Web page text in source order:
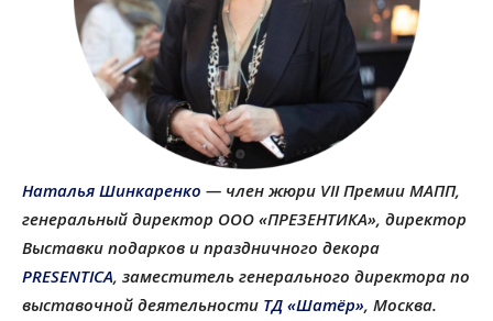
Наталья Шинкаренко — член жюри VII Премии МАПП,
генеральный директор ООО «ПРЕЗЕНТИКА», директор
Выставки подарков и праздничного декора
PRESENTICA, заместитель генерального директора по
выставочной деятельности ТД «Шатёр», Москва.